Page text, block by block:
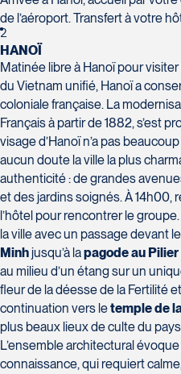
de l’aéroport. Transfert à votre
2
HANOÏ
Matinée libre à Hanoï pour
du Vietnam unifié, Hanoï a
coloniale française. La
Français à partir de 1882, s’est
visage d’Hanoï n’a pas
aucun doute la ville la plus
authenticité : de grandes
et des jardins soignés. À 14h00,
l’hôtel pour rencontrer le
la ville avec un passage devant le
Minhjusqu’à lapagode au
au milieu d’un étang sur un
fleur de la déesse de la Fertilité
continuation vers letemple de
plus beaux lieux de culte du
L’ensemble architectural
connaissance, qui requiert
Voyages Nouveau-Monde
420 Boulevard Manseau
Joliette
J6E 3E1
Tél :450-755-5557 / 1-877-
Voyages Terre et Monde
1460 Chemin Gascon
Terrebonne
J6X 2Z5
Tél :450-964-3574
Voyages des Laurentides
939 Boulevard Albiny-
Mont-Laurier
J9L 3J1
Tél :819-623-2511 / 1-866-385-
Tél :450-688-6211 / 1-888-
Club Voyages Orientation
1001 Boulevard de Montarville
Boucherville
J4B 6P5
Tél :450-655-1855 / 1-866-
Club Voyages Princesse
686 rue Principale
Granby
J2G 2Y4
Tél :450-372-4444
La Forfaiterie Voyages
5401 Boulevard Des Galeries -
(porte H)
Québec
G2K 1N4
Tél :418-652-2400 / 1-888-
Le Voyagiste de Québec
3229 Chemin des Quatre-
Suite 120QuébecG1W 0C1
Tél :418-977-4080 / 1-877-